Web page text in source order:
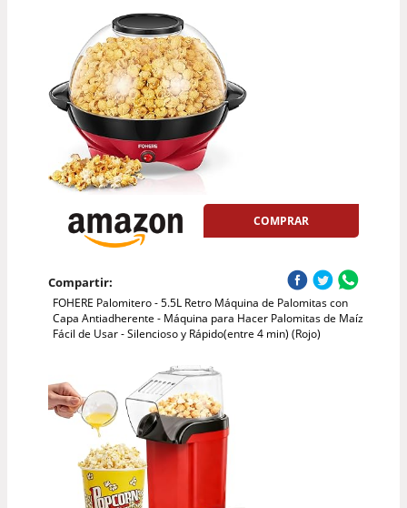
COMPRAR
Compartir:
FOHERE Palomitero - 5.5L Retro Máquina de Palomitas con
Capa Antiadherente - Máquina para Hacer Palomitas de Maíz
Fácil de Usar - Silencioso y Rápido(entre 4 min) (Rojo)